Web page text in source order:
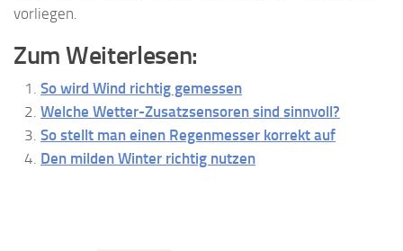
vorliegen.
Zum Weiterlesen:
So wird Wind richtig gemessen
Welche Wetter-Zusatzsensoren sind sinnvoll?
So stellt man einen Regenmesser korrekt auf
Den milden Winter richtig nutzen